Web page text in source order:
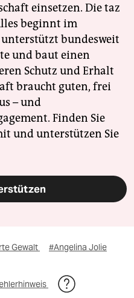
einsetzen. Die taz
beginnt im
bundesweit
und baut einen
Schutz und Erhalt
braucht guten, frei
– und
Finden Sie
und unterstützen Sie
Gewalt #Angelina Jolie